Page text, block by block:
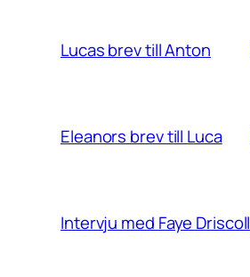
Lucas brev till Anton
Eleanors brev till Luca
Intervju med Faye Driscoll